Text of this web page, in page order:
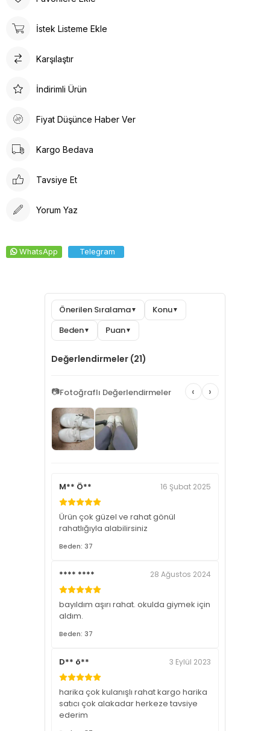
sunar. İç tabanında kullanılan suni deri malzeme ayağınızın
Kalın topuklu tasarım, dengeli ve rahat bir yürüyüş deneyimi
İstek Listeme Ekle
Karşılaştır
İndirimli Ürün
Fiyat Düşünce Haber Ver
Kargo Bedava
Tavsiye Et
Yorum Yaz
WhatsApp Telegram
Önerilen Sıralama▼ Konu▼
Beden▼ Puan▼
Değerlendirmeler (21)
📷Fotoğraflı Değerlendirmeler ‹ ›
M** Ö** 16 Şubat 2025
Ürün çok güzel ve rahat gönül
rahatlığıyla alabilirsiniz
Beden: 37
**** **** 28 Ağustos 2024
bayıldım aşırı rahat. okulda giymek için
aldım.
Beden: 37
D** ö** 3 Eylül 2023
harika çok kulanışlı rahat kargo harika
satıcı çok alakadar herkeze tavsiye
ederim